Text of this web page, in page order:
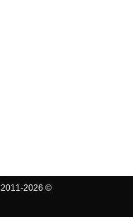
2011-2026 ©